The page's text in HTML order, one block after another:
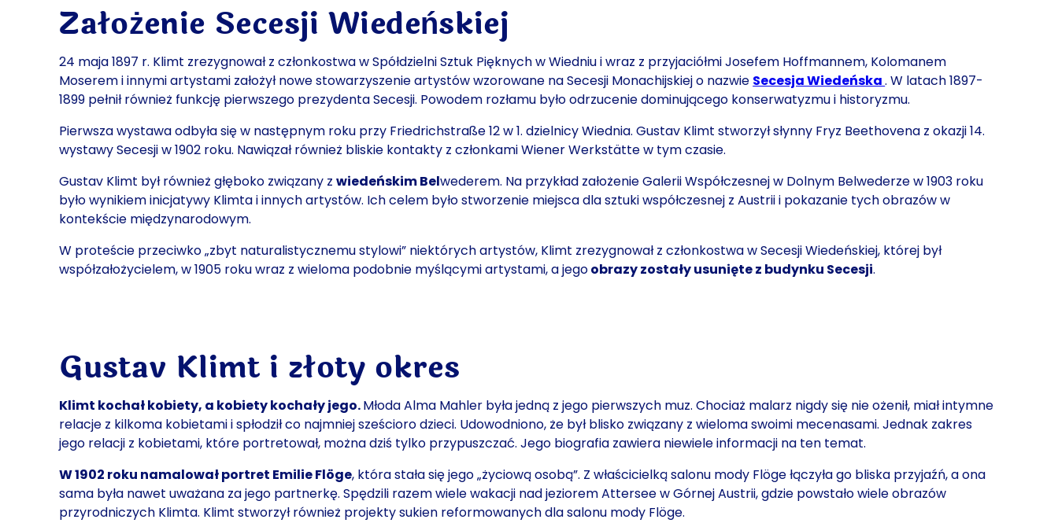
Założenie Secesji Wiedeńskiej
24 maja 1897 r. Klimt zrezygnował z członkostwa w Spółdzielni Sztuk Pięknych w Wiedniu i wraz z przyjaciółmi Josefem Hoffmannem, Kolomanem
Moserem i innymi artystami założył nowe stowarzyszenie artystów wzorowane na Secesji Monachijskiej o nazwie Secesja Wiedeńska. W latach 1897-
1899 pełnił również funkcję pierwszego prezydenta Secesji. Powodem rozłamu było odrzucenie dominującego konserwatyzmu i historyzmu.
Pierwsza wystawa odbyła się w następnym roku przy Friedrichstraße 12 w 1. dzielnicy Wiednia. Gustav Klimt stworzył słynny Fryz Beethovena z okazji 14.
wystawy Secesji w 1902 roku. Nawiązał również bliskie kontakty z członkami Wiener Werkstätte w tym czasie.
Gustav Klimt był również głęboko związany zwiedeńskim Belwederem. Na przykład założenie Galerii Współczesnejw Dolnym Belwederze w1903 roku
było wynikiem inicjatywy Klimta i innych artystów. Ich celem było stworzenie miejsca dla sztuki współczesnej z Austrii i pokazanie tych obrazów w
kontekście międzynarodowym.
W proteście przeciwko „zbyt naturalistycznemu stylowi” niektórych artystów, Klimt zrezygnował z członkostwa w Secesji Wiedeńskiej, której był
współzałożycielem, w 1905 roku wraz z wieloma podobnie myślącymi artystami, a jegoobrazy zostały usunięte z budynku Secesji.
Gustav Klimt i złoty okres
Klimt kochał kobiety, a kobiety kochały jego.Młoda Alma Mahler była jedną z jego pierwszych muz. Chociaż malarz nigdy się nie ożenił, miał intymne
relacje z kilkoma kobietami i spłodził co najmniej sześcioro dzieci. Udowodniono, że był blisko związany z wieloma swoimi mecenasami. Jednak zakres
jego relacji z kobietami, które portretował, można dziś tylko przypuszczać. Jego biografia zawiera niewiele informacji na ten temat.
W 1902 roku namalował portret Emilie Flöge, która stała się jego „życiową osobą”. Z właścicielką salonu mody Flöge łączyła go bliska przyjaźń, a ona
sama była nawet uważana za jego partnerkę. Spędzili razem wiele wakacji nad jeziorem Attersee w Górnej Austrii, gdzie powstało wiele obrazów
przyrodniczych Klimta. Klimt stworzył również projekty sukien reformowanych dla salonu mody Flöge.